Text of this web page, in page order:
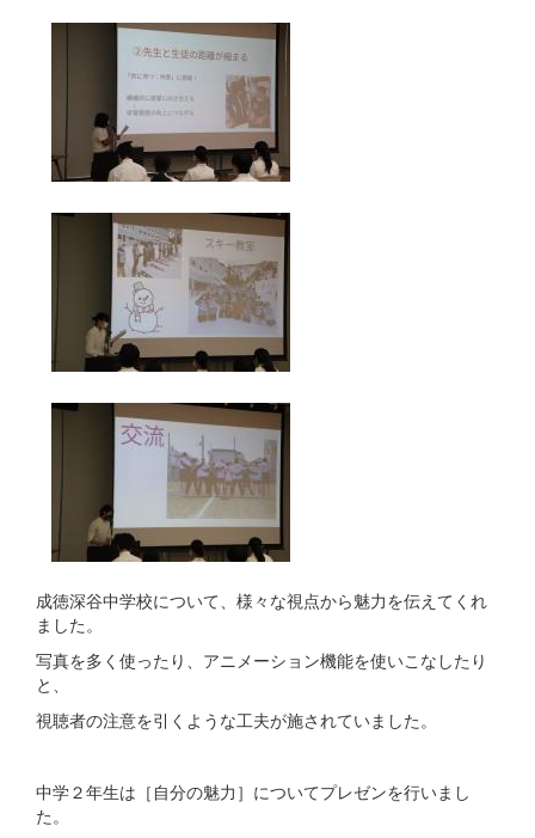
成徳深谷中学校について、様々な視点から魅力を伝えてくれ
ました。
写真を多く使ったり、アニメーション機能を使いこなしたり
と、
視聴者の注意を引くような工夫が施されていました。
中学２年生は［自分の魅力］についてプレゼンを行いまし
た。